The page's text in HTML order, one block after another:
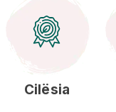
Cilësia